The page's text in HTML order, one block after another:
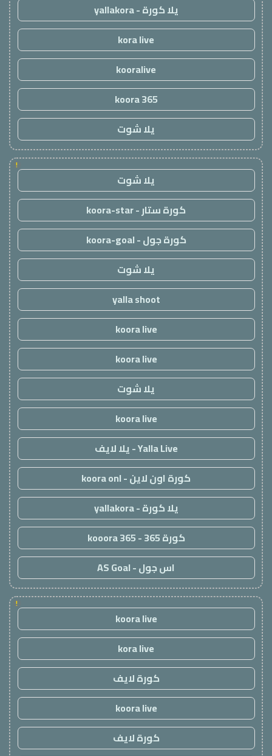
يلا كورة - yallakora
kora live
kooralive
koora 365
يلا شوت
!
يلا شوت
كورة ستار - koora-star
كورة جول - koora-goal
يلا شوت
yalla shoot
koora live
koora live
يلا شوت
koora live
Yalla Live - يلا لايف
كورة اون لاين - koora onl
يلا كورة - yallakora
كورة 365 - kooora 365
اس جول - AS Goal
!
koora live
kora live
كورة لايف
koora live
كورة لايف